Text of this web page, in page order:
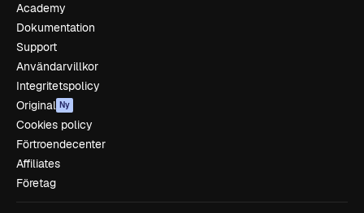
Academy
Dokumentation
Support
Användarvillkor
Integritetspolicy
Original Ny
Cookies policy
Förtroendecenter
Affiliates
Företag